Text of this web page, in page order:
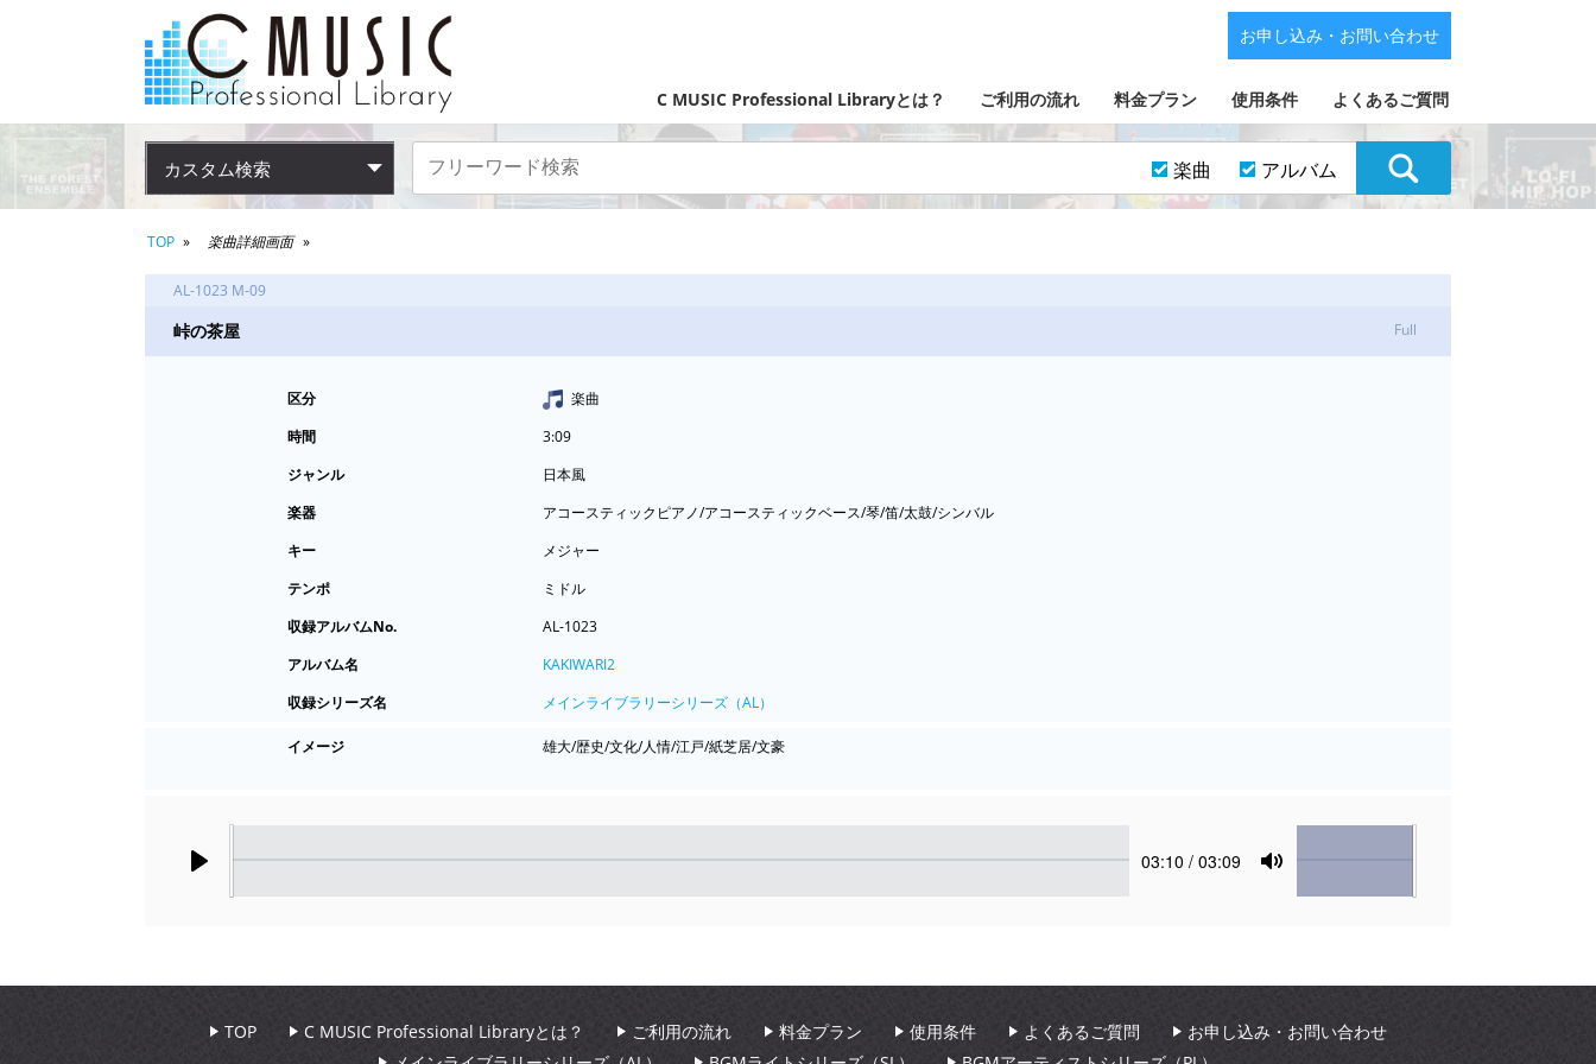
C MUSIC Professional Libraryとは？ ご利用の流れ 料金プラン 使用条件 よくあるご質問
お申し込み・お問い合わせ
カスタム検索 楽曲 アルバム
TOP 楽曲詳細画面
AL-1023 M-09
峠の茶屋 Full
区分
楽曲
時間
3:09
ジャンル
日本風
楽器
アコースティックピアノ/アコースティックベース/琴/笛/太鼓/シンバル
キー
メジャー
テンポ
ミドル
収録アルバムNo.
AL-1023
アルバム名
KAKIWARI2
収録シリーズ名
メインライブラリーシリーズ（AL）
イメージ 雄大/歴史/文化/人情/江戸/紙芝居/文豪
Current
03:10 / 03:09
Mute
Volume
TOP C MUSIC Professional Libraryとは？ ご利用の流れ 料金プラン 使用条件 よくあるご質問
お申し込み・お問い合わせ